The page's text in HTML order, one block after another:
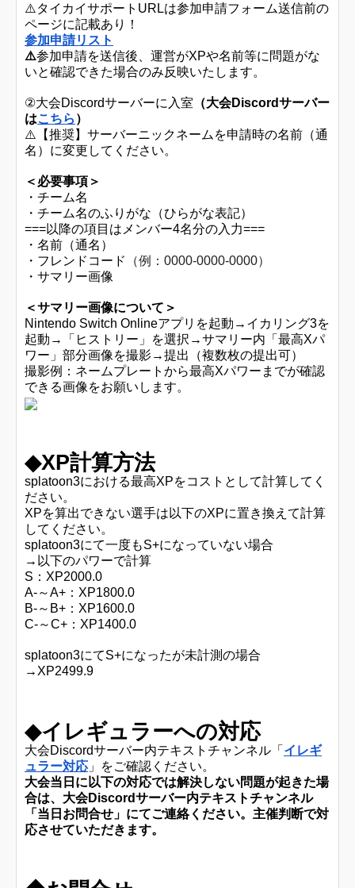
⚠️タイカイサポートURLは参加申請フォーム送信前の
ページに記載あり！
参加申請リスト
⚠️参加申請を送信後、運営がXPや名前等に問題がな
いと確認できた場合のみ反映いたします。
②大会Discordサーバーに入室 （大会Discordサーバー
はこちら ）
⚠️【推奨】サーバーニックネームを申請時の名前（通
名）に変更してください。
＜必要事項＞
・チーム名
・チーム名のふりがな（ひらがな表記）
===以降の項目はメンバー4名分の入力===
・名前（通名）
・フレンドコード
（例：0000-0000-0000）
・サマリー画像
＜サマリー画像について＞
Nintendo Switch Onlineアプリを起動→イカリング3を
起動→「ヒストリー」を選択→サマリー内「最高Xパ
ワー」部分画像を撮影→提出（複数枚の提出可）
撮影例：ネームプレートから最高Xパワーまでが確認
できる画像をお願いします。
◆XP計算方法
splatoon3における最高XPをコストとして計算してく
ださい。
XPを算出できない選手は以下のXPに置き換えて計算
してください。
splatoon3にて一度もS+になっていない場合
→ 以下のパワーで計算
S：XP2000.0
A-～A+：XP1800.0
B-～B+：XP1600.0
C-～C+：XP1400.0
splatoon3にてS+になったが未計測の場合
→ XP2499.9
◆イレギュラーへの対応
大会Discordサーバー内テキストチャンネル「 イレギ
ュラー対応 」をご確認ください。
大会当日に以下の対応では解決しない問題が起きた場
合は、大会Discordサーバー内テキストチャンネル
「当日お問合せ」にてご連絡ください。主催判断で対
応させていただきます。